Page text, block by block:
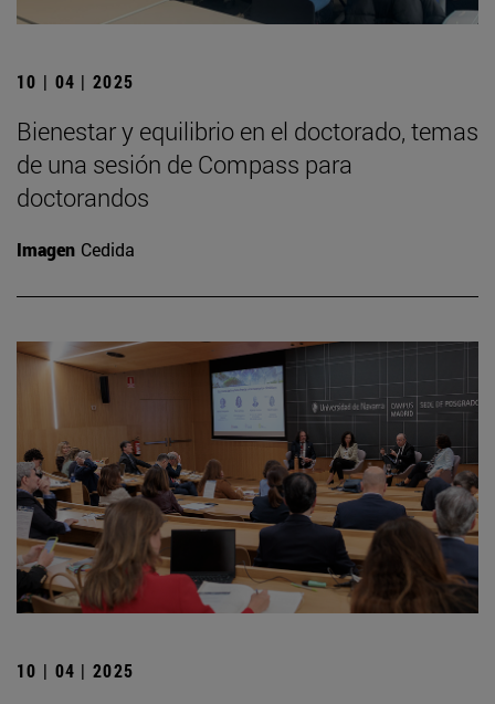
10 | 04 | 2025
Bienestar y equilibrio en el doctorado, temas
de una sesión de Compass para
doctorandos
Imagen Cedida
10 | 04 | 2025